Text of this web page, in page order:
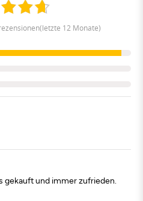
12 Monate)
gekauft und immer zufrieden.